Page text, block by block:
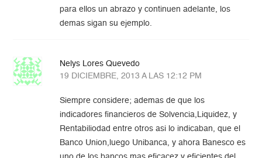
para ellos un abrazo y continuen adelante, los
demas sigan su ejemplo.
Nelys Lores Quevedo
19 DICIEMBRE, 2013 A LAS 12:12 PM
Siempre considere; ademas de que los
indicadores financieros de Solvencia,Liquidez, y
Rentabiliodad entre otros asi lo indicaban, que el
Banco Union,luego Unibanca, y ahora Banesco es